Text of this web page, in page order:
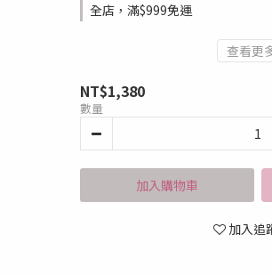
全店，滿$999免運
查看更
NT$1,380
數量
加入購物車
加入追